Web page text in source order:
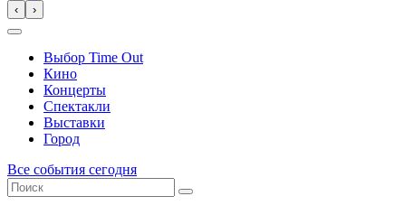
‹ ›
Выбор Time Out
Кино
Концерты
Спектакли
Выставки
Город
Все события сегодня